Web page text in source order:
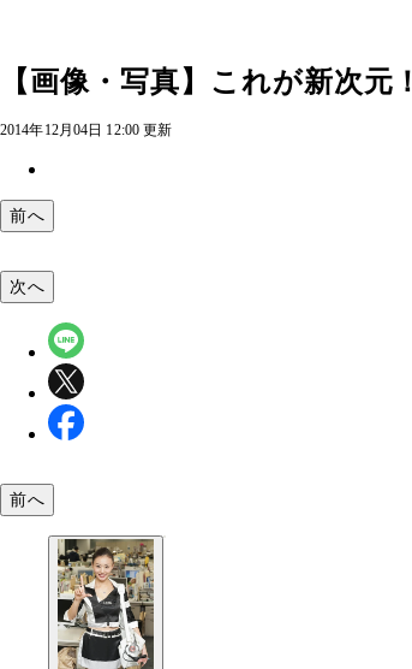
【画像・写真】これが新次
2014年12月04日 12:00 更新
前へ
次へ
前へ